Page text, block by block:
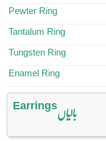
Pewter Ring
Tantalum Ring
Tungsten Ring
Enamel Ring
Earringsبالیاں